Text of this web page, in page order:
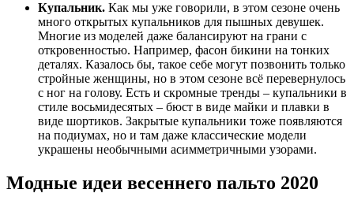
Купальник. Как мы уже говорили, в этом сезоне очень
много открытых купальников для пышных девушек.
Многие из моделей даже балансируют на грани с
откровенностью. Например, фасон бикини на тонких
деталях. Казалось бы, такое себе могут позвонить только
стройные женщины, но в этом сезоне всё перевернулось
с ног на голову. Есть и скромные тренды – купальники в
стиле восьмидесятых – бюст в виде майки и плавки в
виде шортиков. Закрытые купальники тоже появляются
на подиумах, но и там даже классические модели
украшены необычными асимметричными узорами.
Модные идеи весеннего пальто 2020